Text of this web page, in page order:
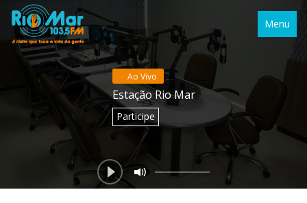
Menu
Ao Vivo
Estação Rio Mar
Participe